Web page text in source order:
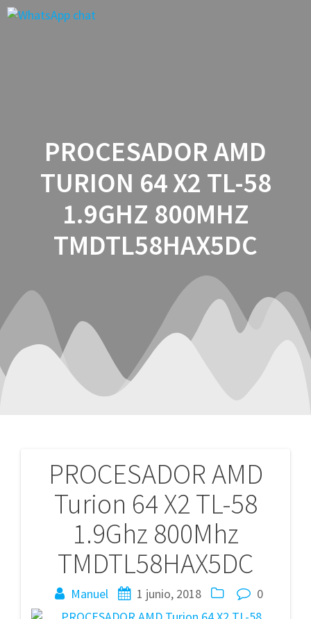
PROCESADOR AMD
TURION 64 X2 TL-58
1.9GHZ 800MHZ
TMDTL58HAX5DC
PROCESADOR AMD
Turion 64 X2 TL-58
1.9Ghz 800Mhz
TMDTL58HAX5DC
Manuel 1 junio, 2018 0
Navegación
entradas